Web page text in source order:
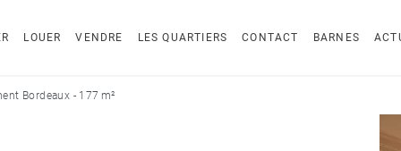
LOUER VENDRE LES QUARTIERS CONTACT BARNES
Bordeaux - 177 m²